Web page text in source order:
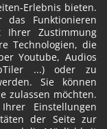
Erlebnis bieten.
Funktionieren
Zustimmung
Technologien, die
Youtube, Audios
...) oder zu
Sie können
zulassen möchten.
Einstellungen
der Seite zur